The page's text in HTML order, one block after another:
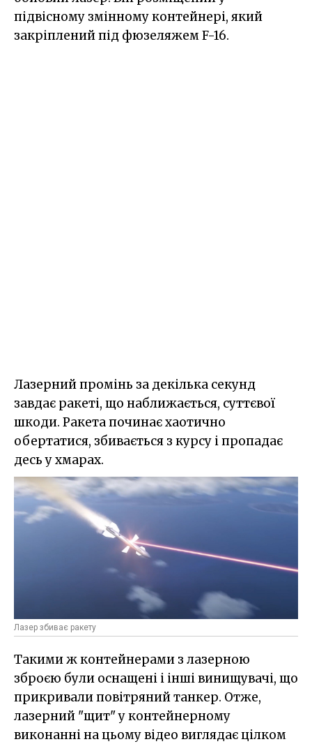
підвісному змінному контейнері, який
закріплений під фюзеляжем F-16.
Лазерний промінь за декілька секунд
завдає ракеті, що наближається, суттєвої
шкоди. Ракета починає хаотично
обертатися, збивається з курсу і пропадає
десь у хмарах.
Лазер збиває ракету
Такими ж контейнерами з лазерною
зброєю були оснащені і інші винищувачі, що
прикривали повітряний танкер. Отже,
лазерний "щит" у контейнерному
виконанні на цьому відео виглядає цілком